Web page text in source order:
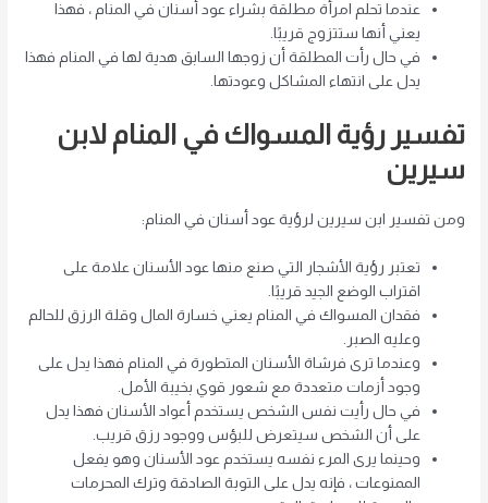
عندما تحلم امرأة مطلقة بشراء عود أسنان في المنام ، فهذا
يعني أنها ستتزوج قريبًا.
في حال رأت المطلقة أن زوجها السابق هدية لها في المنام فهذا
يدل على انتهاء المشاكل وعودتها.
تفسير رؤية المسواك في المنام لابن
سيرين
ومن تفسير ابن سيرين لرؤية عود أسنان في المنام:
تعتبر رؤية الأشجار التي صنع منها عود الأسنان علامة على
اقتراب الوضع الجيد قريبًا.
فقدان المسواك في المنام يعني خسارة المال وقلة الرزق للحالم
وعليه الصبر.
وعندما ترى فرشاة الأسنان المتطورة في المنام فهذا يدل على
وجود أزمات متعددة مع شعور قوي بخيبة الأمل.
في حال رأيت نفس الشخص يستخدم أعواد الأسنان فهذا يدل
على أن الشخص سيتعرض للبؤس ووجود رزق قريب.
وحينما يرى المرء نفسه يستخدم عود الأسنان وهو يفعل
الممنوعات ، فإنه يدل على التوبة الصادقة وترك المحرمات